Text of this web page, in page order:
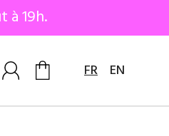
à 19h.
FR EN